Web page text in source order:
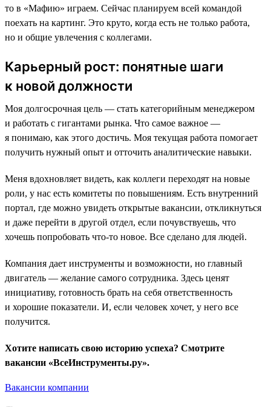
то в «Мафию» играем. Сейчас планируем всей командой
поехать на картинг. Это круто, когда есть не только работа,
но и общие увлечения с коллегами.
Карьерный рост: понятные шаги
к новой должности
Моя долгосрочная цель — стать категорийным менеджером
и работать с гигантами рынка. Что самое важное —
я понимаю, как этого достичь. Моя текущая работа помогает
получить нужный опыт и отточить аналитические навыки.
Меня вдохновляет видеть, как коллеги переходят на новые
роли, у нас есть комитеты по повышениям. Есть внутренний
портал, где можно увидеть открытые вакансии, откликнуться
и даже перейти в другой отдел, если почувствуешь, что
хочешь попробовать что-то новое. Все сделано для людей.
Компания дает инструменты и возможности, но главный
двигатель — желание самого сотрудника. Здесь ценят
инициативу, готовность брать на себя ответственность
и хорошие показатели. И, если человек хочет, у него все
получится.
Хотите написать свою историю успеха? Смотрите
вакансии «ВсеИнструменты.ру».
Вакансии компании